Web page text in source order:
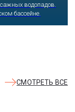
водопадов.
бассейне.
СМОТРЕТЬ ВСЕ